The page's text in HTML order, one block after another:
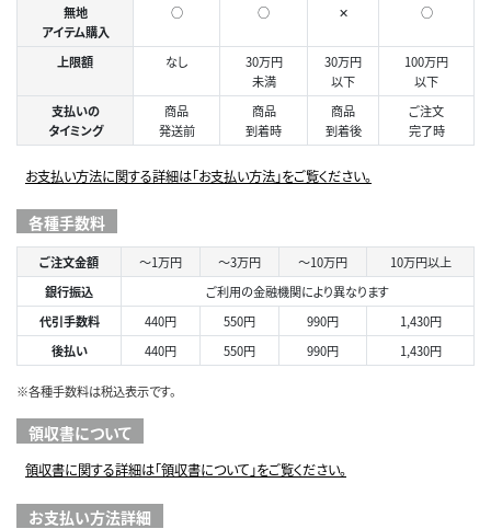
無地
アイテム購入
○ ○ ✕ ○
上限額 なし
30万円
未満
30万円
以下
100万円
以下
支払いの
タイミング
商品
発送前
商品
到着時
商品
到着後
ご注文
完了時
お支払い方法に関する詳細は「お支払い方法」をご覧ください。
各種手数料
ご注文金額 ～1万円 ～3万円 ～10万円
10万円以上
銀行振込
ご利用の金融機関により異なります
代引手数料
440円 550円 990円
1,430円
後払い
440円 550円 990円 1,430円
※各種手数料は税込表示です。
領収書について
領収書に関する詳細は「領収書について」をご覧ください。
お支払い方法詳細